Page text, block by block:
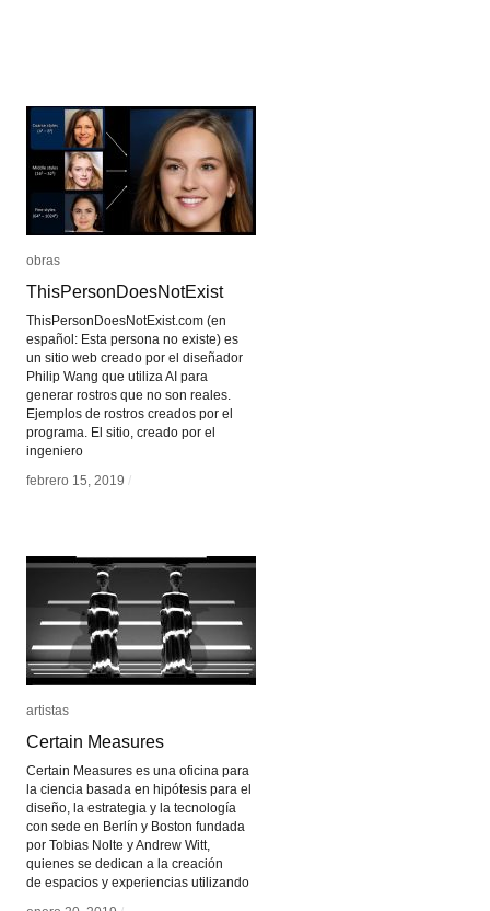
obras
ThisPersonDoesNotExist
ThisPersonDoesNotExist.com (en
español: Esta persona no existe) es
un sitio web creado por el diseñador
Philip Wang que utiliza AI para
generar rostros que no son reales.
Ejemplos de rostros creados por el
programa. El sitio, creado por el
ingeniero
febrero 15, 2019 /
obras
ThisPersonDoesNotExist
febrero 15, 2019 /
artistas
Certain Measures
Certain Measures es una oficina para
la ciencia basada en hipótesis para el
diseño, la estrategia y la tecnología
con sede en Berlín y Boston fundada
por Tobias Nolte y Andrew Witt,
quienes se dedican a la creación
de espacios y experiencias utilizando
artistas
Certain Measures